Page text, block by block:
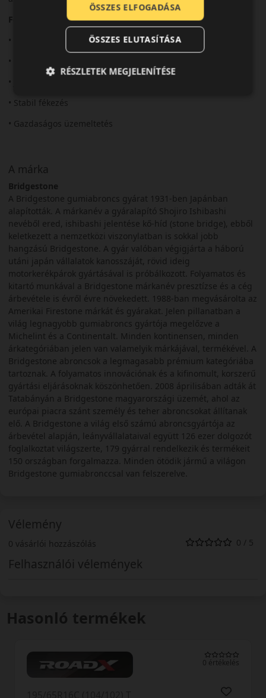
Fő előnyök röviden:
• Nagy terhelhetőség
• Robusztus szerkezet
• Jó nedves tapadás
• Stabil fékezés
• Gazdaságos üzemeltetés
A márka
Bridgestone
A Bridgestone gumiabroncs gyárat 1931-ben Japánban
alapították. A márkanév a gyáralapító Shojiro Ishibashi
nevéből ered, ishibashi jelentése kő-híd (stone bridge), ebből
keletkezett a nemzetközi viszonylatban is sokkal jobb
hangzású Bridgestone. A gyár valóban végigjárta a háború
utáni japán vállalatok kanosszáját, rövid ideig
motorkerékpárok gyártásával is próbálkozott. Folyamatos és
kitartó munkával a Bridgestone márkanév presztízse és a cég
árbevétele is évről évre növekedett. 1988-ban megvásárolta az
Amerikai Firestone márkát és gyárakat. Jelen pillanatban a
világ legnagyobb gumiabroncs gyártója megelőzve a
Michelint és a Continentalt. Minden kontinensen, minden
árkategóriában jelen van valamelyik márkájával, termékével. A
Bridgestone abroncsok a legmagasabb prémium kategóriába
tartoznak. A folyamatos innovációnak és a kifinomult, korszerű
gyártási eljárásoknak köszönhetően. 2008 áprilisában adták át
Tatabányán a Bridgestone magyarországi üzemét, ahol az
európai piacra szánt személy és teher abroncsokat állítanak
elő. A Bridgestone a világ első számú abroncsgyártója az
árbevétel alapján, leányvállalataival együtt 126 ezer dolgozót
foglalkoztat világszerte, 179 gyárral rendelkezik és termékeit
150 országban forgalmazza. Minden ötödik jármű a világon
Bridgestone gumiabronccsal van felszerelve.
Vélemény
0 vásárlói hozzászólás 0 / 5
Felhasználói vélemények
Hasonló termékek
0 értékelés
ÖSSZES ELFOGADÁSA
ÖSSZES ELUTASÍTÁSA
RÉSZLETEK MEGJELENÍTÉSE